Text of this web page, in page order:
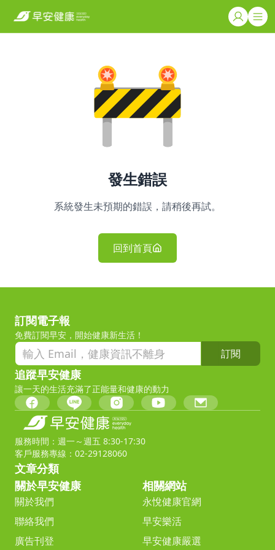
發生錯誤
系統發生未預期的錯誤，請稍後再試。
回到首頁
訂閱電子報
免費訂閱早安，開始健康新生活！
訂閱
追蹤早安健康
讓一天的生活充滿了正能量和健康的動力
服務時間：週一～週五 8:30-17:30
客戶服務專線：02-29128060
文章分類
關於早安健康
關於我們
聯絡我們
廣告刊登
相關網站
永悅健康官網
早安樂活
早安健康嚴選